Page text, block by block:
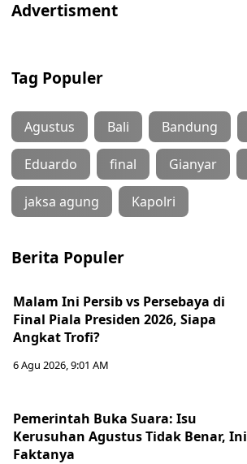
Tag Populer
Agustus Bali Bandung
Eduardo final Gianyar
jaksa agung Kapolri
Berita Populer
Malam Ini Persib vs Persebaya di
Final Piala Presiden 2026, Siapa
Angkat Trofi?
6 Agu 2026, 9:01 AM
Pemerintah Buka Suara: Isu
Kerusuhan Agustus Tidak Benar, Ini
Faktanya